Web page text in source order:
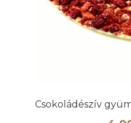
Csokoládészív